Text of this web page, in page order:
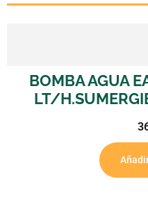
BOMBA AGUA
LT/